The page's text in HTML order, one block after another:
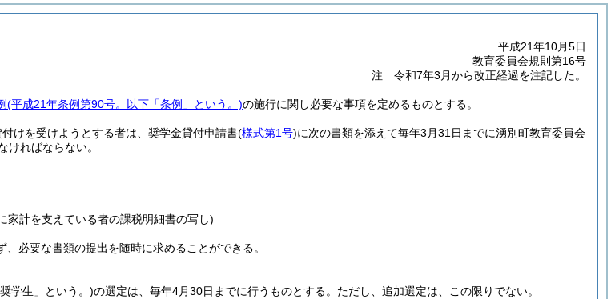
平成21年10月5日
教育委員会規則第16号
注 令和7年3月から改正経過を注記した。
(平成21年条例第90号。以下「条例」という。)の施行に関し必要な事項を定めるものとする。
けを受けようとする者は、奨学金貸付申請書(様式第1号)に次の書類を添えて毎年3月31日までに湧別町教育委員会
ければならない。
家計を支えている者の課税明細書の写し)
、必要な書類の提出を随時に求めることができる。
学生」という。)の選定は、毎年4月30日までに行うものとする。 ただし、追加選定は、この限りでない。